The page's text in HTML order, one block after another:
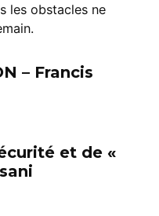
les obstacles ne
– Francis
et de «